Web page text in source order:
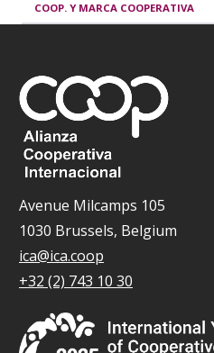
COOP. Y MARCA COOPERATIVA
Avenue Milcamps 105
1030 Brussels, Belgium
ica@ica.coop
+32 (2) 743 10 30